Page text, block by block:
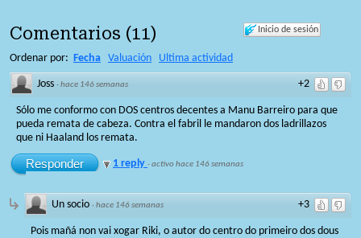
Inicio de sesión
Comentarios (11)
Ordenar por: Fecha Valuación Ultima actividad
+2
Joss ·hace 146 semanas
Sólo me conformo con DOS centros decentes a Manu Barreiro para que
pueda remata de cabeza. Contra el fabril le mandaron dos ladrillazos
que ni Haaland los remata.
Responder 1 reply ·activo hace 146 semanas
+3
Un socio ·hace 146 semanas
Pois mañá non vai xogar Riki, o autor do centro do primeiro dos dous